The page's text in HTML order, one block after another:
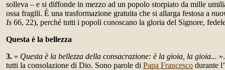
solleva – e si diffonde in mezzo ad un popolo storpiato da mille
ossa fragili. È una trasformazione gratuita che si allarga festosa a
Is 66, 22), perché tutti i popoli conoscano la gloria del Signore,
Questa è la bellezza
3. « Questa è la bellezza della consacrazione: è la gioia, la gioia... ».
tutti la consolazione di Dio. Sono parole di Papa Francesco durante